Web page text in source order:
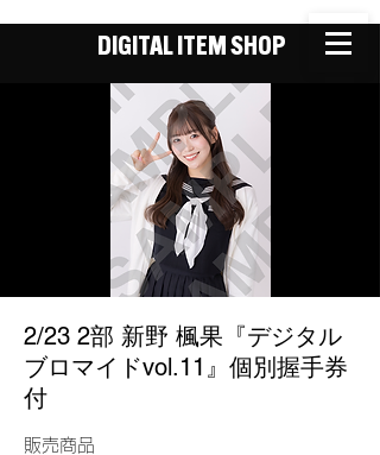
DIGITAL ITEM SHOP
2/23 2部 新野 楓果『デジタル
ブロマイドvol.11』個別握手券
付
販売商品